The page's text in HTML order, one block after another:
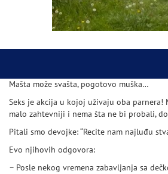
Mašta može svašta, pogotovo muška…
Seks je akcija u kojoj uživaju oba
malo zahtevniji i nema šta ne bi probali,
Pitali smo devojke: “Recite nam najluđu
Evo njihovih odgovora:
– Posle nekog vremena zabavljanja sa